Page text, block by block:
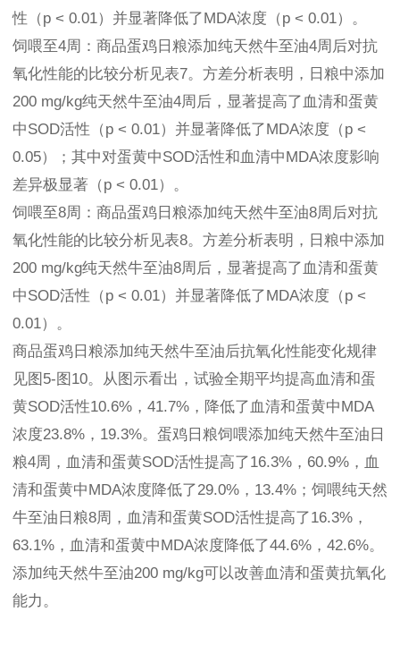
性（p < 0.01）并显著降低了MDA浓度（p < 0.01）。
饲喂至4周：商品蛋鸡日粮添加纯天然牛至油4周后对抗
氧化性能的比较分析见表7。方差分析表明，日粮中添加
200 mg/kg纯天然牛至油4周后，显著提高了血清和蛋黄
中SOD活性（p < 0.01）并显著降低了MDA浓度（p <
0.05）；其中对蛋黄中SOD活性和血清中MDA浓度影响
差异极显著（p < 0.01）。
饲喂至8周：商品蛋鸡日粮添加纯天然牛至油8周后对抗
氧化性能的比较分析见表8。方差分析表明，日粮中添加
200 mg/kg纯天然牛至油8周后，显著提高了血清和蛋黄
中SOD活性（p < 0.01）并显著降低了MDA浓度（p <
0.01）。
商品蛋鸡日粮添加纯天然牛至油后抗氧化性能变化规律
见图5-图10。从图示看出，试验全期平均提高血清和蛋
黄SOD活性10.6%，41.7%，降低了血清和蛋黄中MDA
浓度23.8%，19.3%。蛋鸡日粮饲喂添加纯天然牛至油日
粮4周，血清和蛋黄SOD活性提高了16.3%，60.9%，血
清和蛋黄中MDA浓度降低了29.0%，13.4%；饲喂纯天然
牛至油日粮8周，血清和蛋黄SOD活性提高了16.3%，
63.1%，血清和蛋黄中MDA浓度降低了44.6%，42.6%。
添加纯天然牛至油200 mg/kg可以改善血清和蛋黄抗氧化
能力。